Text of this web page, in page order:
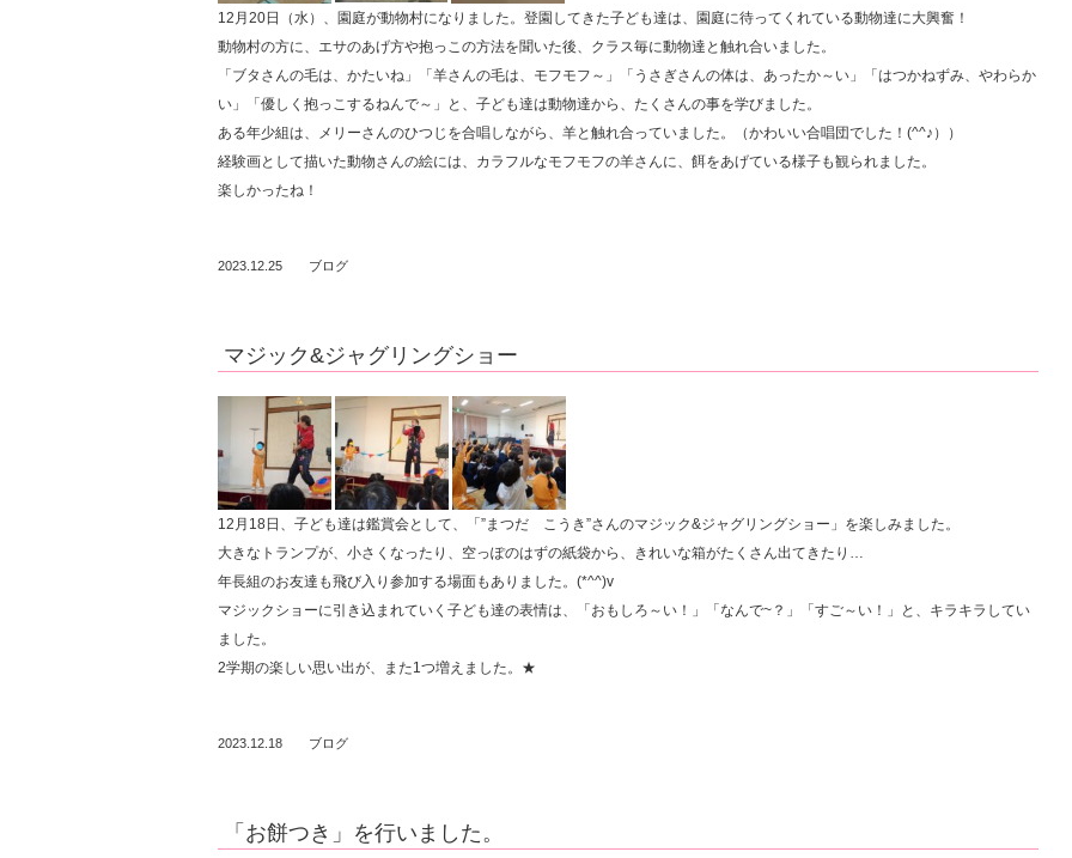
12月20日（水）、園庭が動物村になりました。登園してきた子ども達は、園庭に待ってくれている動物達に大興奮！
動物村の方に、エサのあげ方や抱っこの方法を聞いた後、クラス毎に動物達と触れ合いました。
「ブタさんの毛は、かたいね」「羊さんの毛は、モフモフ～」「うさぎさんの体は、あったか～い」「はつかねずみ、やわらか
い」「優しく抱っこするねんで～」と、子ども達は動物達から、たくさんの事を学びました。
ある年少組は、メリーさんのひつじを合唱しながら、羊と触れ合っていました。（かわいい合唱団でした！(^^♪））
経験画として描いた動物さんの絵には、カラフルなモフモフの羊さんに、餌をあげている様子も観られました。
楽しかったね！
2023.12.25 ブログ
マジック&ジャグリングショー
12月18日、子ども達は鑑賞会として、「”まつだ こうき”さんのマジック&ジャグリングショー」を楽しみました。
大きなトランプが、小さくなったり、空っぽのはずの紙袋から、きれいな箱がたくさん出てきたり…
年長組のお友達も飛び入り参加する場面もありました。(*^^)v
マジックショーに引き込まれていく子ども達の表情は、「おもしろ～い！」「なんで~？」「すご～い！」と、キラキラしてい
ました。
2学期の楽しい思い出が、また1つ増えました。★
2023.12.18 ブログ
「お餅つき」を行いました。